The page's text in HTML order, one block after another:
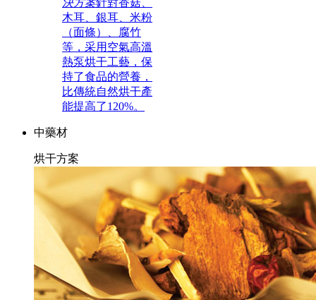
木耳、銀耳、米粉
（面條）、腐竹
等，采用空氣高溫
熱泵烘干工藝，保
持了食品的營養，
比傳統自然烘干產
能提高了120%。
中藥材
烘干方案